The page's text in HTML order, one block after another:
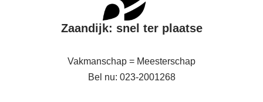
Zaandijk: snel ter plaatse
Vakmanschap = Meesterschap
Bel nu: 023-2001268